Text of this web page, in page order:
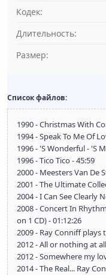
Кодек:
Длительность:
Размер:
Список файлов:
1990 - Christmas With
1994 - Speak To Me Of
1996 - 'S Wonderful - 'S
1996 - Tico Tico - 45:59
2000 - Meesters Van De
2001 - The Ultimate
2004 - I Can See Clearly
2008 - Concert In
on 1 CD) - 01:12:26
2009 - Ray Conniff plays
2012 - All or nothing at
2012 - Somewhere my
2014 - The Real... Ray